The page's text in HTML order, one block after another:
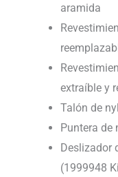
aramida
extraíble y
Talón de
Puntera de
Deslizador
(1999948